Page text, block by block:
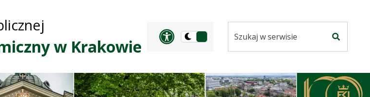
menu
do treści
do mapy
serwisu
w Krakowie
Panel dostosowania
Przełącz
ciemną
serwisie